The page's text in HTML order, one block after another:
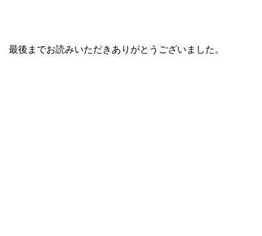
最後までお読みいただきありがとうございました。